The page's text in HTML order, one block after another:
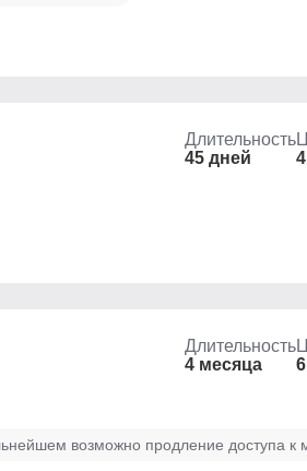
Длительность
45 дней
Длительность
4 месяца
возможно продление доступа к